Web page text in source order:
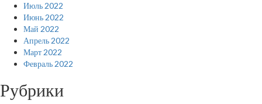
Июль 2022
Июнь 2022
Май 2022
Апрель 2022
Март 2022
Февраль 2022
Рубрики